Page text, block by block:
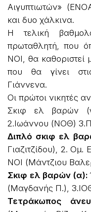
Αιγυπτιωτών»
και δυο χάλκινα.
Η τελική
πρωταθλητή, που
ΝΟΙ, θα καθοριστεί
που θα γίνει
Γιάννενα.
Οι πρώτοι νικητές
Σκιφ ελ βαρών
2.Ιωάννου (ΝΟΘ)
Διπλό σκιφ ελ
Γιαζιτζίδου), 2. Ομ.
ΝΟΙ (Μάντζιου
Σκιφ ελ βαρών (α):
(Μαγδανής Π.),
Τετράκωπος